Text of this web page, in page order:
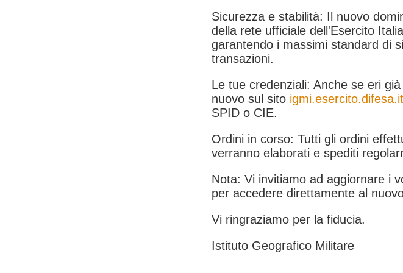
Sicurezza e stabilità: Il nuovo
della rete ufficiale dell'Esercito
garantendo i massimi standard di
transazioni.
Le tue credenziali: Anche se eri
nuovo sul sito igmi.esercito.difesa.it
SPID o CIE.
Ordini in corso: Tutti gli ordini
verranno elaborati e spediti
Nota: Vi invitiamo ad aggiornare i
per accedere direttamente al
Vi ringraziamo per la fiducia.
Istituto Geografico Militare